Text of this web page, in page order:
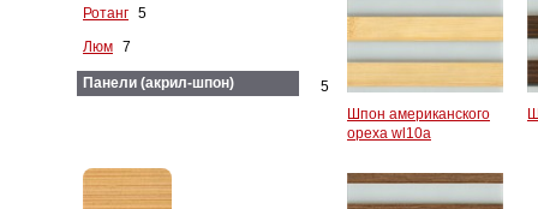
Ротанг 5
Люм 7
Панели (акрил-шпон)
5
Шпон американского
ореха wl10a